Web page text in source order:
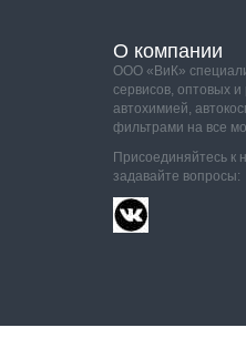
О компании
ООО «ВиК»
сервисов, оптовых
автохимией,
фильтрами на все
Присоединяйтесь к
задавайте вопросы: